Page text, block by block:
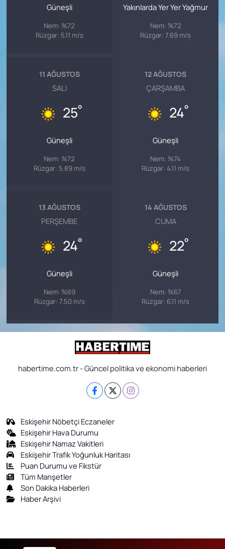
Güneşli
Nem: %72
Rüzgar: 5.11 m/s
Yakınlarda Yer Yer Yağmur
Nem: %72
Rüzgar: 7.69 m/s
11 AĞUSTOS
SALI
25°
Güneşli
Nem: %72
Rüzgar: 5.89 m/s
12 AĞUSTOS
ÇARŞAMBA
24°
Güneşli
Nem: %74
Rüzgar: 4.11 m/s
13 AĞUSTOS
PERŞEMBE
24°
Güneşli
Nem: %69
Rüzgar: 7.50 m/s
14 AĞUSTOS
CUMA
22°
Güneşli
Nem: %67
Rüzgar: 6.11 m/s
habertime.com.tr - Güncel politika ve ekonomi haberleri
Eskişehir Nöbetçi Eczaneler
Eskişehir Hava Durumu
Eskişehir Namaz Vakitleri
Eskişehir Trafik Yoğunluk Haritası
Puan Durumu ve Fikstür
Tüm Manşetler
Son Dakika Haberleri
Haber Arşivi